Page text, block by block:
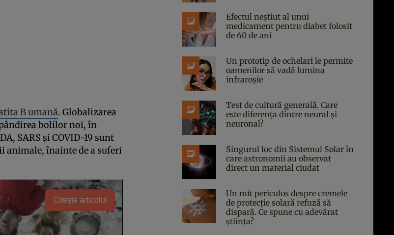
B umană. Globalizarea
bolilor noi, în
SARS și COVID-19 sunt
animale, înainte de a suferi
Citește articolul
Efectul neștiut al unui
medicament pentru diabet folosit
de 60 de ani
Un prototip de ochelari le permite
oamenilor să vadă lumina
infraroșie
Test de cultură generală. Care
este diferența dintre neural și
neuronal?
Singurul loc din Sistemul Solar în
care astronomii au observat
direct un material ciudat
Un mit periculos despre cremele
de protecție solară refuză să
dispară. Ce spune cu adevărat
știința?